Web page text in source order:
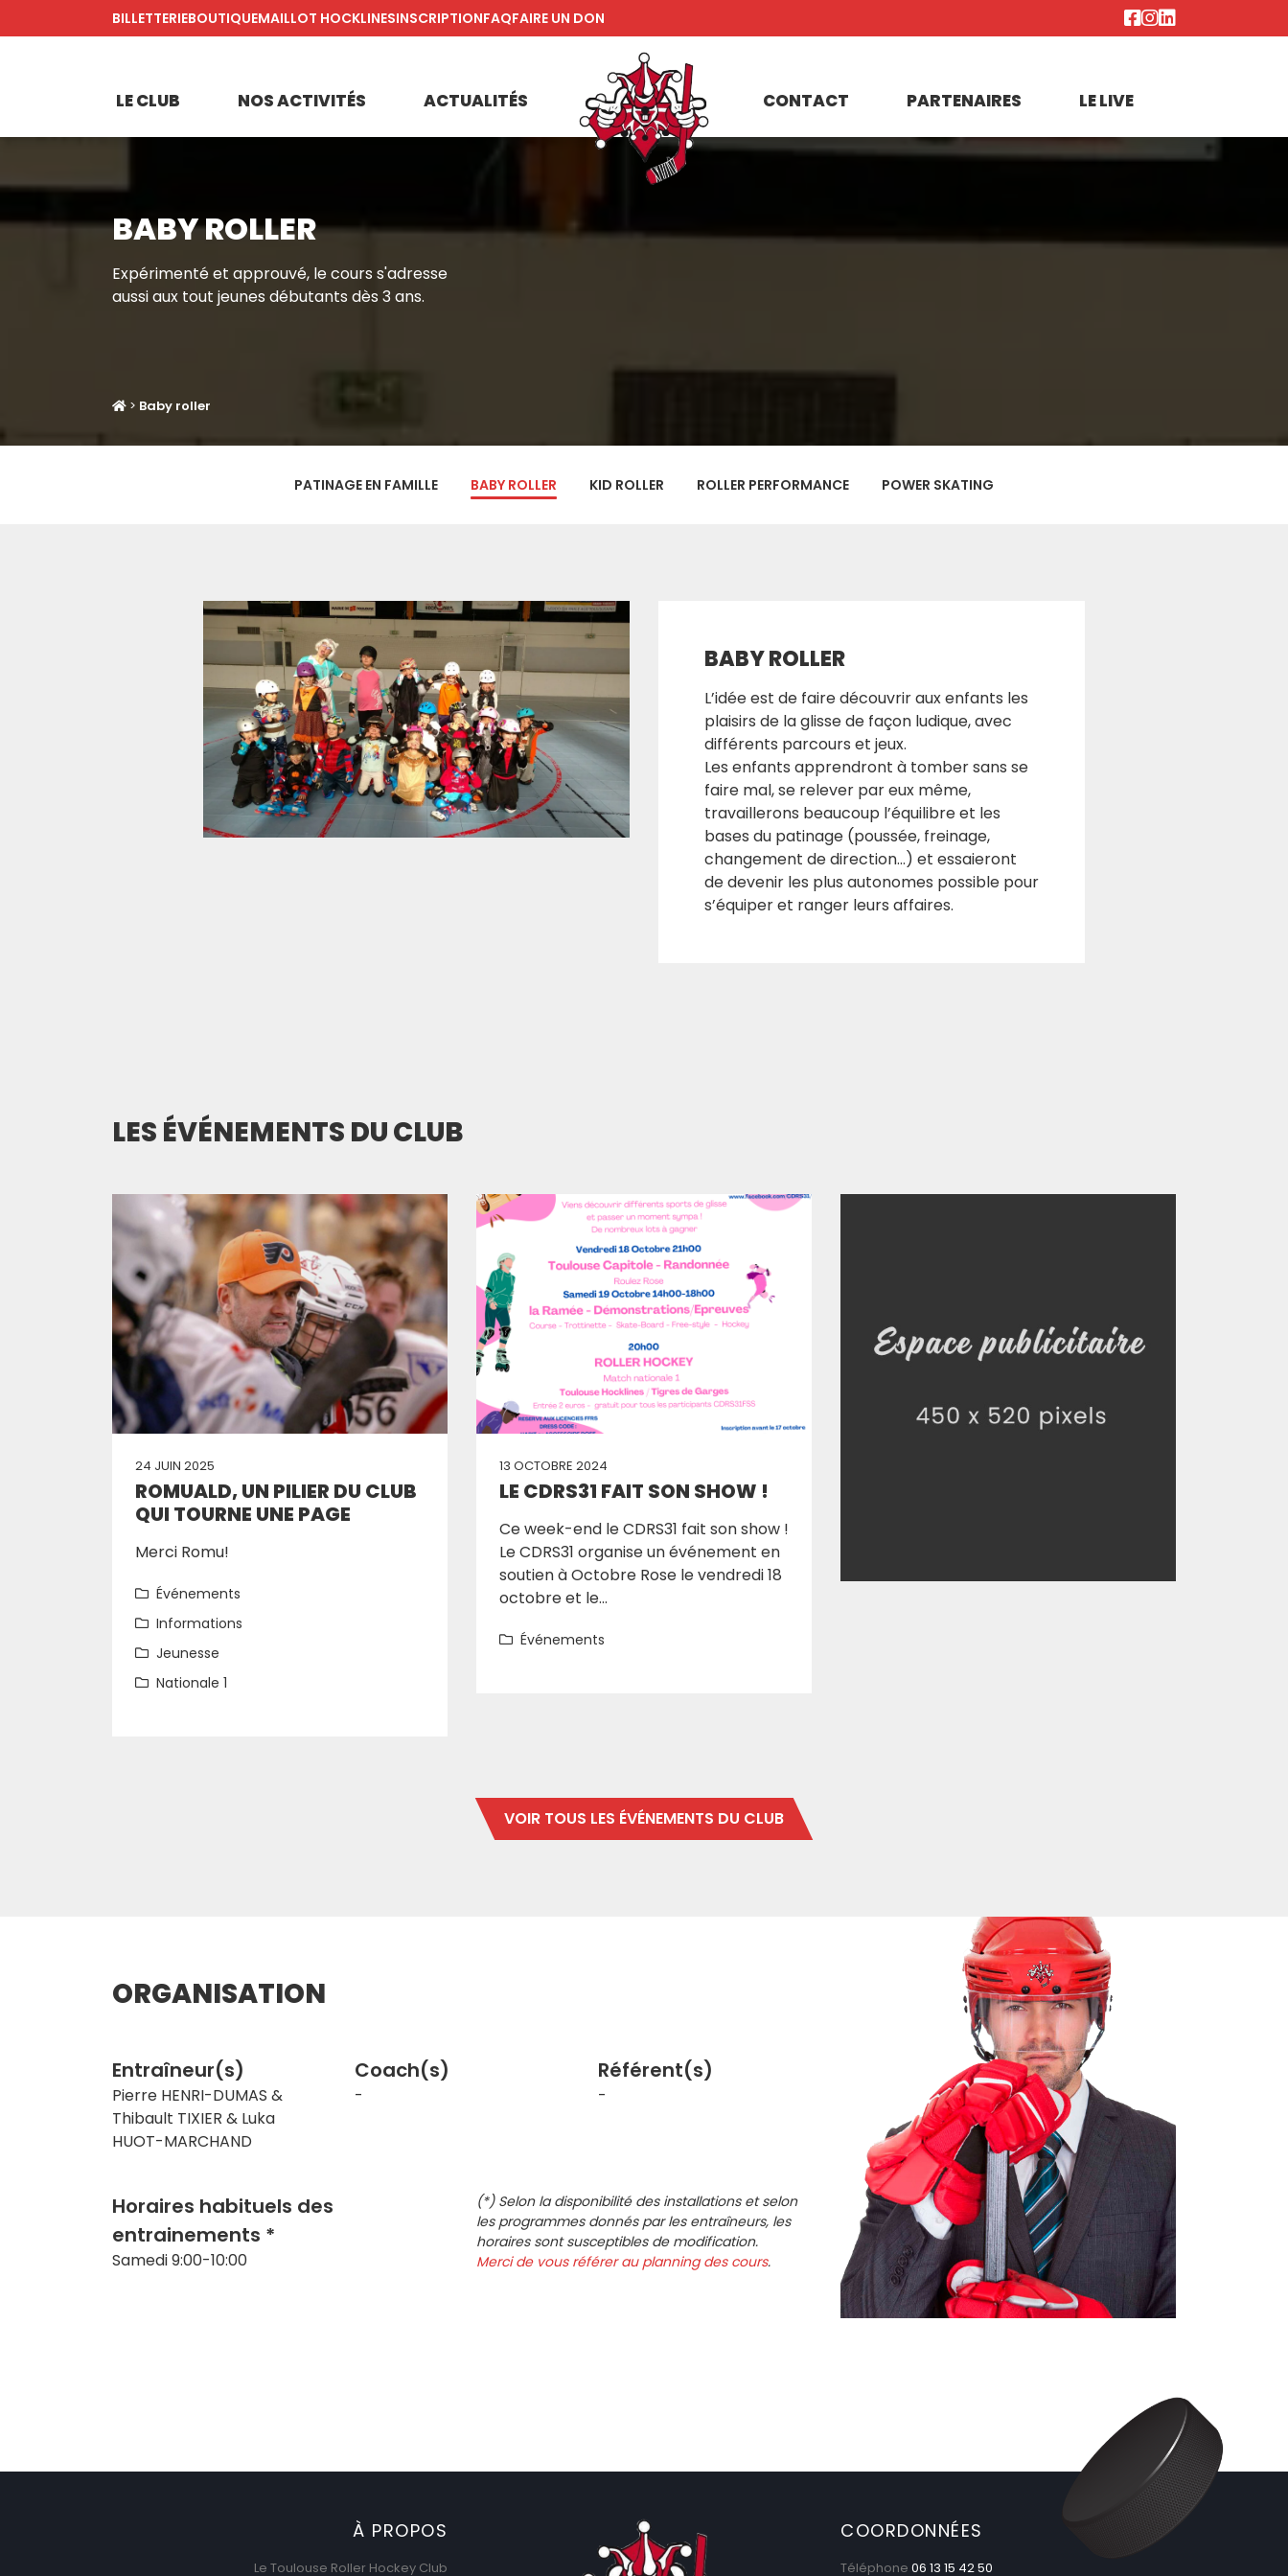
BILLETTERIEBOUTIQUEMAILLOT HOCKLINESINSCRIPTIONFAQFAIRE UN DON
LE CLUB NOS ACTIVITÉS ACTUALITÉS CONTACT PARTENAIRES LE LIVE
BABY ROLLER
Expérimenté et approuvé, le cours s'adresse
aussi aux tout jeunes débutants dès 3 ans.
> Baby roller
PATINAGE EN FAMILLE BABY ROLLER KID ROLLER ROLLER PERFORMANCE POWER SKATING
BABY ROLLER
L’idée est de faire découvrir aux enfants les
plaisirs de la glisse de façon ludique, avec
différents parcours et jeux.
Les enfants apprendront à tomber sans se
faire mal, se relever par eux même,
travaillerons beaucoup l’équilibre et les
bases du patinage (poussée, freinage,
changement de direction…) et essaieront
de devenir les plus autonomes possible pour
s’équiper et ranger leurs affaires.
LES ÉVÉNEMENTS DU CLUB
24 JUIN 2025
ROMUALD, UN PILIER DU CLUB
QUI TOURNE UNE PAGE
Merci Romu!
Événements
Informations
Jeunesse
Nationale 1
13 OCTOBRE 2024
LE CDRS31 FAIT SON SHOW !
Ce week-end le CDRS31 fait son show !
Le CDRS31 organise un événement en
soutien à Octobre Rose le vendredi 18
octobre et le...
Événements
VOIR TOUS LES ÉVÉNEMENTS DU CLUB
ORGANISATION
Entraîneur(s)
Pierre HENRI-DUMAS &
Thibault TIXIER & Luka
HUOT-MARCHAND
Coach(s)
-
Référent(s)
-
Horaires habituels des
entrainements *
Samedi 9:00-10:00
(*) Selon la disponibilité des installations et selon
les programmes donnés par les entraîneurs, les
horaires sont susceptibles de modification.
Merci de vous référer au planning des cours.
À PROPOS
Le Toulouse Roller Hockey Club
COORDONNÉES
Téléphone 06 13 15 42 50